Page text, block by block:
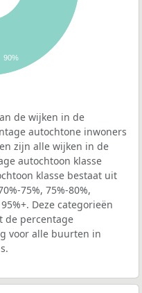
90%
de wijken in de
autochtone inwoners
zijn alle wijken in de
autochtoon klasse
klasse bestaat uit
75%, 75%-80%,
Deze categorieën
de percentage
voor alle buurten in